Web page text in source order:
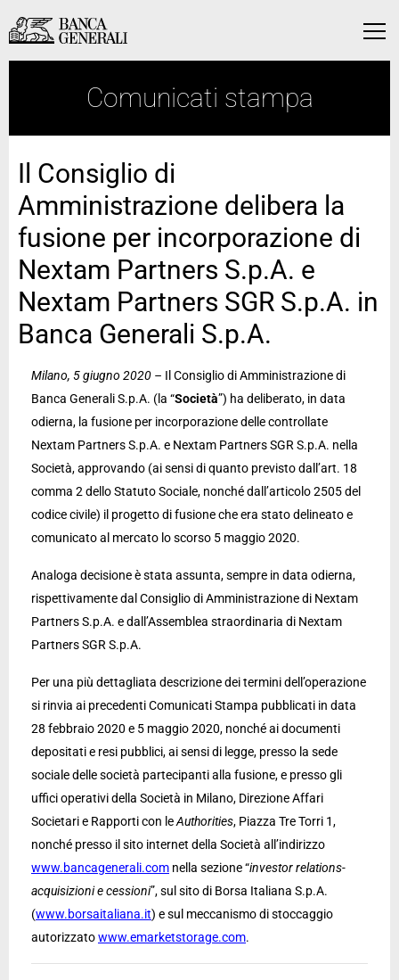
Vai al contenuto principale
Menu
Vai al contenuto principale
Comunicati stampa
Il Consiglio di
Amministrazione delibera la
fusione per incorporazione di
Nextam Partners S.p.A. e
Nextam Partners SGR S.p.A. in
Banca Generali S.p.A.
Milano, 5 giugno 2020 – Il Consiglio di Amministrazione di
Banca Generali S.p.A. (la “Società”) ha deliberato, in data
odierna, la fusione per incorporazione delle controllate
Nextam Partners S.p.A. e Nextam Partners SGR S.p.A. nella
Società, approvando (ai sensi di quanto previsto dall’art. 18
comma 2 dello Statuto Sociale, nonché dall’articolo 2505 del
codice civile) il progetto di fusione che era stato delineato e
comunicato al mercato lo scorso 5 maggio 2020.
Analoga decisione è stata assunta, sempre in data odierna,
rispettivamente dal Consiglio di Amministrazione di Nextam
Partners S.p.A. e dall’Assemblea straordinaria di Nextam
Partners SGR S.p.A.
Per una più dettagliata descrizione dei termini dell’operazione
si rinvia ai precedenti Comunicati Stampa pubblicati in data
28 febbraio 2020 e 5 maggio 2020, nonché ai documenti
depositati e resi pubblici, ai sensi di legge, presso la sede
sociale delle società partecipanti alla fusione, e presso gli
uffici operativi della Società in Milano, Direzione Affari
Societari e Rapporti con leAuthorities, Piazza Tre Torri 1,
nonché presso il sito internet della Società all’indirizzo
www.bancagenerali.com nella sezione “investor relations-
acquisizioni e cessioni”, sul sito di Borsa Italiana S.p.A.
(www.borsaitaliana.it) e sul meccanismo di stoccaggio
autorizzatowww.emarketstorage.com.